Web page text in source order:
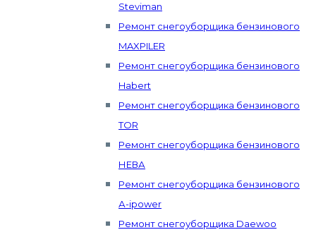
Steviman
Ремонт снегоуборщика бензинового
MAXPILER
Ремонт снегоуборщика бензинового
Habert
Ремонт снегоуборщика бензинового
TOR
Ремонт снегоуборщика бензинового
НЕВА
Ремонт снегоуборщика бензинового
А-ipower
Ремонт снегоуборщика Daewoo